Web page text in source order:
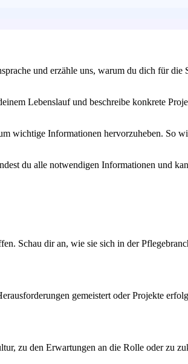
und erzähle uns, warum du dich für
Lebenslauf und beschreibe konkrete
wichtige Informationen hervorzuheben. So
du alle notwendigen Informationen und
Schau dir an, wie sie sich in der
gemeistert oder Projekte
zu den Erwartungen an die Rolle oder zu